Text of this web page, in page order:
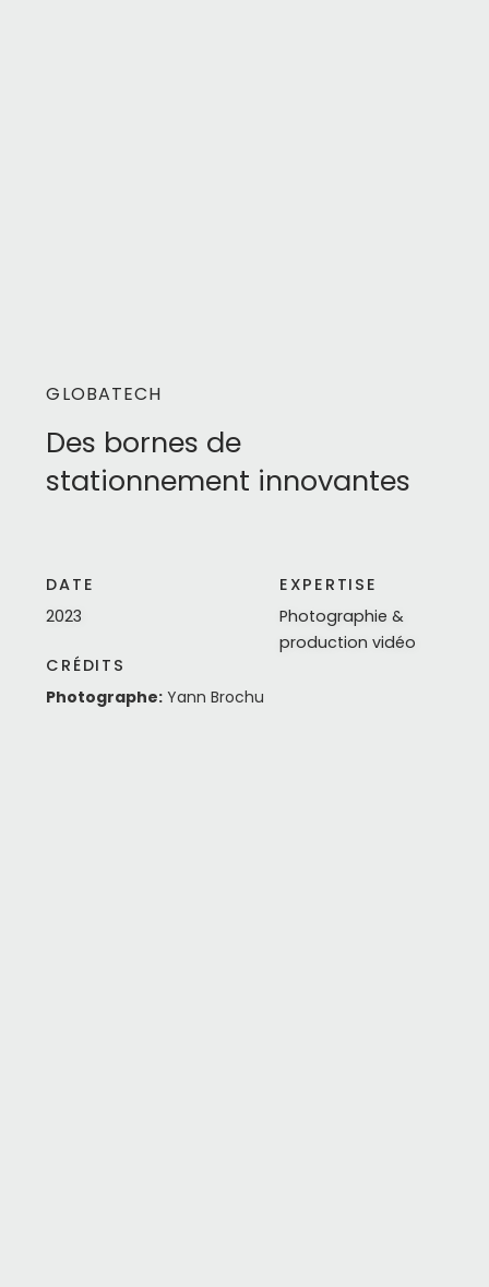
GLOBATECH
Des bornes de
stationnement innovantes
DATE
2023
EXPERTISE
Photographie &
production vidéo
CRÉDITS
Photographe: Yann Brochu